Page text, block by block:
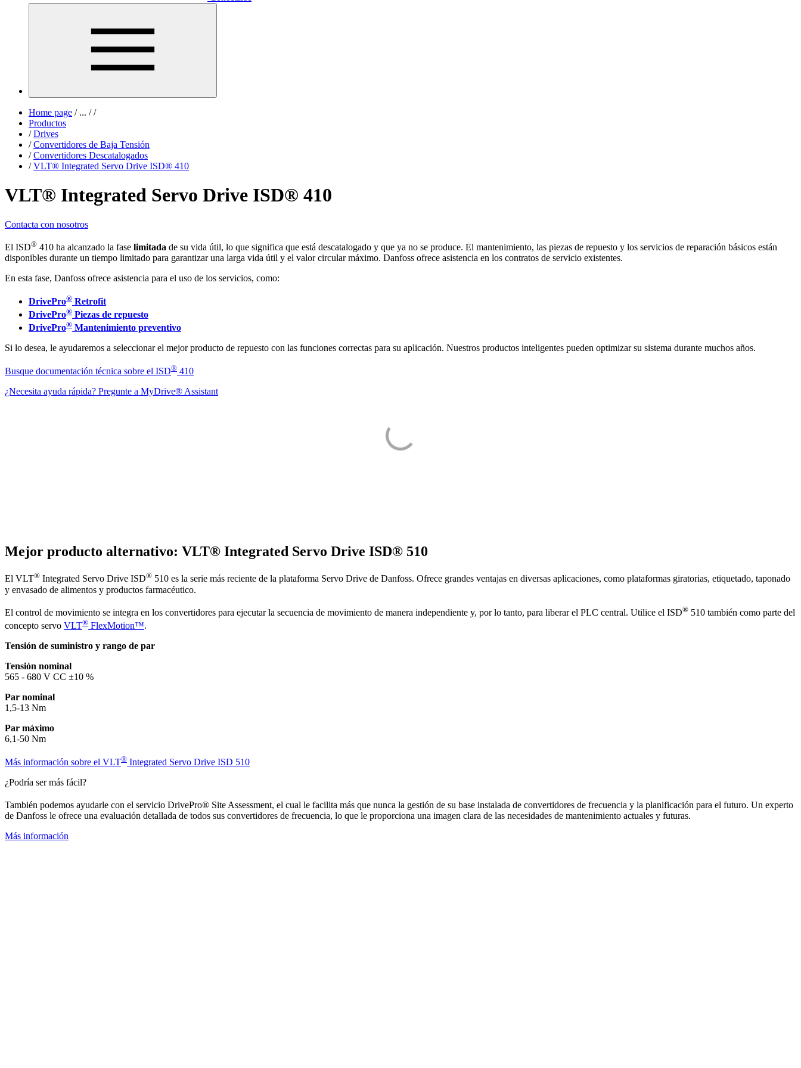
Home page /... / /
Productos
/ Drives
/ Convertidores de Baja Tensión
/ Convertidores Descatalogados
/ VLT® Integrated Servo Drive ISD® 410
VLT® Integrated Servo Drive ISD® 410
Contacta con nosotros
El ISD® 410 ha alcanzado la fase limitada de su vida útil, lo que significa que está descatalogado y que ya no se produce. El mantenimiento, las piezas de repuesto y los servicios de reparación básicos están
disponibles durante un tiempo limitado para garantizar una larga vida útil y el valor circular máximo. Danfoss ofrece asistencia en los contratos de servicio existentes.
En esta fase, Danfoss ofrece asistencia para el uso de los servicios, como:
DrivePro® Retrofit
DrivePro® Piezas de repuesto
DrivePro® Mantenimiento preventivo
Si lo desea, le ayudaremos a seleccionar el mejor producto de repuesto con las funciones correctas para su aplicación. Nuestros productos inteligentes pueden optimizar su sistema durante muchos años.
Busque documentación técnica sobre el ISD® 410
¿Necesita ayuda rápida? Pregunte a MyDrive® Assistant
Mejor producto alternativo: VLT® Integrated Servo Drive ISD® 510
El VLT® Integrated Servo Drive ISD® 510 es la serie más reciente de la plataforma Servo Drive de Danfoss. Ofrece grandes ventajas en diversas aplicaciones, como plataformas giratorias, etiquetado, taponado
y envasado de alimentos y productos farmacéutico.
El control de movimiento se integra en los convertidores para ejecutar la secuencia de movimiento de manera independiente y, por lo tanto, para liberar el PLC central. Utilice el ISD® 510 también como parte del
concepto servo VLT® FlexMotion™.
Tensión de suministro y rango de par
Tensión nominal
565 - 680 V CC ±10 %
Par nominal
1,5-13 Nm
Par máximo
6,1-50 Nm
Más información sobre el VLT® Integrated Servo Drive ISD 510
¿Podría ser más fácil?
También podemos ayudarle con el servicio DrivePro® Site Assessment, el cual le facilita más que nunca la gestión de su base instalada de convertidores de frecuencia y la planificación para el futuro. Un experto
de Danfoss le ofrece una evaluación detallada de todos sus convertidores de frecuencia, lo que le proporciona una imagen clara de las necesidades de mantenimiento actuales y futuras.
Más información